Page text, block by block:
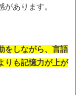
あります。
をしながら、言語
りも記憶力が上が